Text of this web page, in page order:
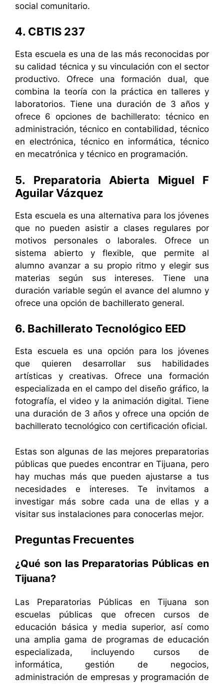
social comunitario.
4. CBTIS 237
Esta escuela es una de las más reconocidas por
su calidad técnica y su vinculación con el sector
productivo. Ofrece una formación dual, que
combina la teoría con la práctica en talleres y
laboratorios. Tiene una duración de 3 años y
ofrece 6 opciones de bachillerato: técnico en
administración, técnico en contabilidad, técnico
en electrónica, técnico en informática, técnico
en mecatrónica y técnico en programación.
5. Preparatoria Abierta Miguel F
Aguilar Vázquez
Esta escuela es una alternativa para los jóvenes
que no pueden asistir a clases regulares por
motivos personales o laborales. Ofrece un
sistema abierto y flexible, que permite al
alumno avanzar a su propio ritmo y elegir sus
materias según sus intereses. Tiene una
duración variable según el avance del alumno y
ofrece una opción de bachillerato general.
6. Bachillerato Tecnológico EED
Esta escuela es una opción para los jóvenes
que quieren desarrollar sus habilidades
artísticas y creativas. Ofrece una formación
especializada en el campo del diseño gráfico, la
fotografía, el video y la animación digital. Tiene
una duración de 3 años y ofrece una opción de
bachillerato tecnológico con certificación oficial.
Estas son algunas de las mejores preparatorias
públicas que puedes encontrar en Tijuana, pero
hay muchas más que pueden ajustarse a tus
necesidades e intereses. Te invitamos a
investigar más sobre cada una de ellas y a
visitar sus instalaciones para conocerlas mejor.
Preguntas Frecuentes
¿Qué son las Preparatorias Públicas en
Tijuana?
Las Preparatorias Públicas en Tijuana son
escuelas públicas que ofrecen cursos de
educación básica y media superior, así como
una amplia gama de programas de educación
especializada, incluyendo cursos de
informática, gestión de negocios,
administración de empresas y programación de